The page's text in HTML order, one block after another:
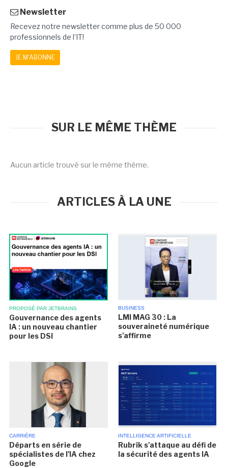
Newsletter
Recevez notre newsletter comme plus de 50 000
professionnels de l'IT!
JE M'ABONNE
SUR LE MÊME THÈME
Aucun article trouvé sur le même thème.
ARTICLES À LA UNE
PROPOSÉ PAR JETBRAINS
Gouvernance des agents
IA : un nouveau chantier
pour les DSI
BUSINESS
LMI MAG 30 : La
souveraineté numérique
s'affirme
CARRIÈRE
Départs en série de
spécialistes de l'IA chez
Google
INTELLIGENCE ARTIFICIELLE
Rubrik s'attaque au défi de
la sécurité des agents IA